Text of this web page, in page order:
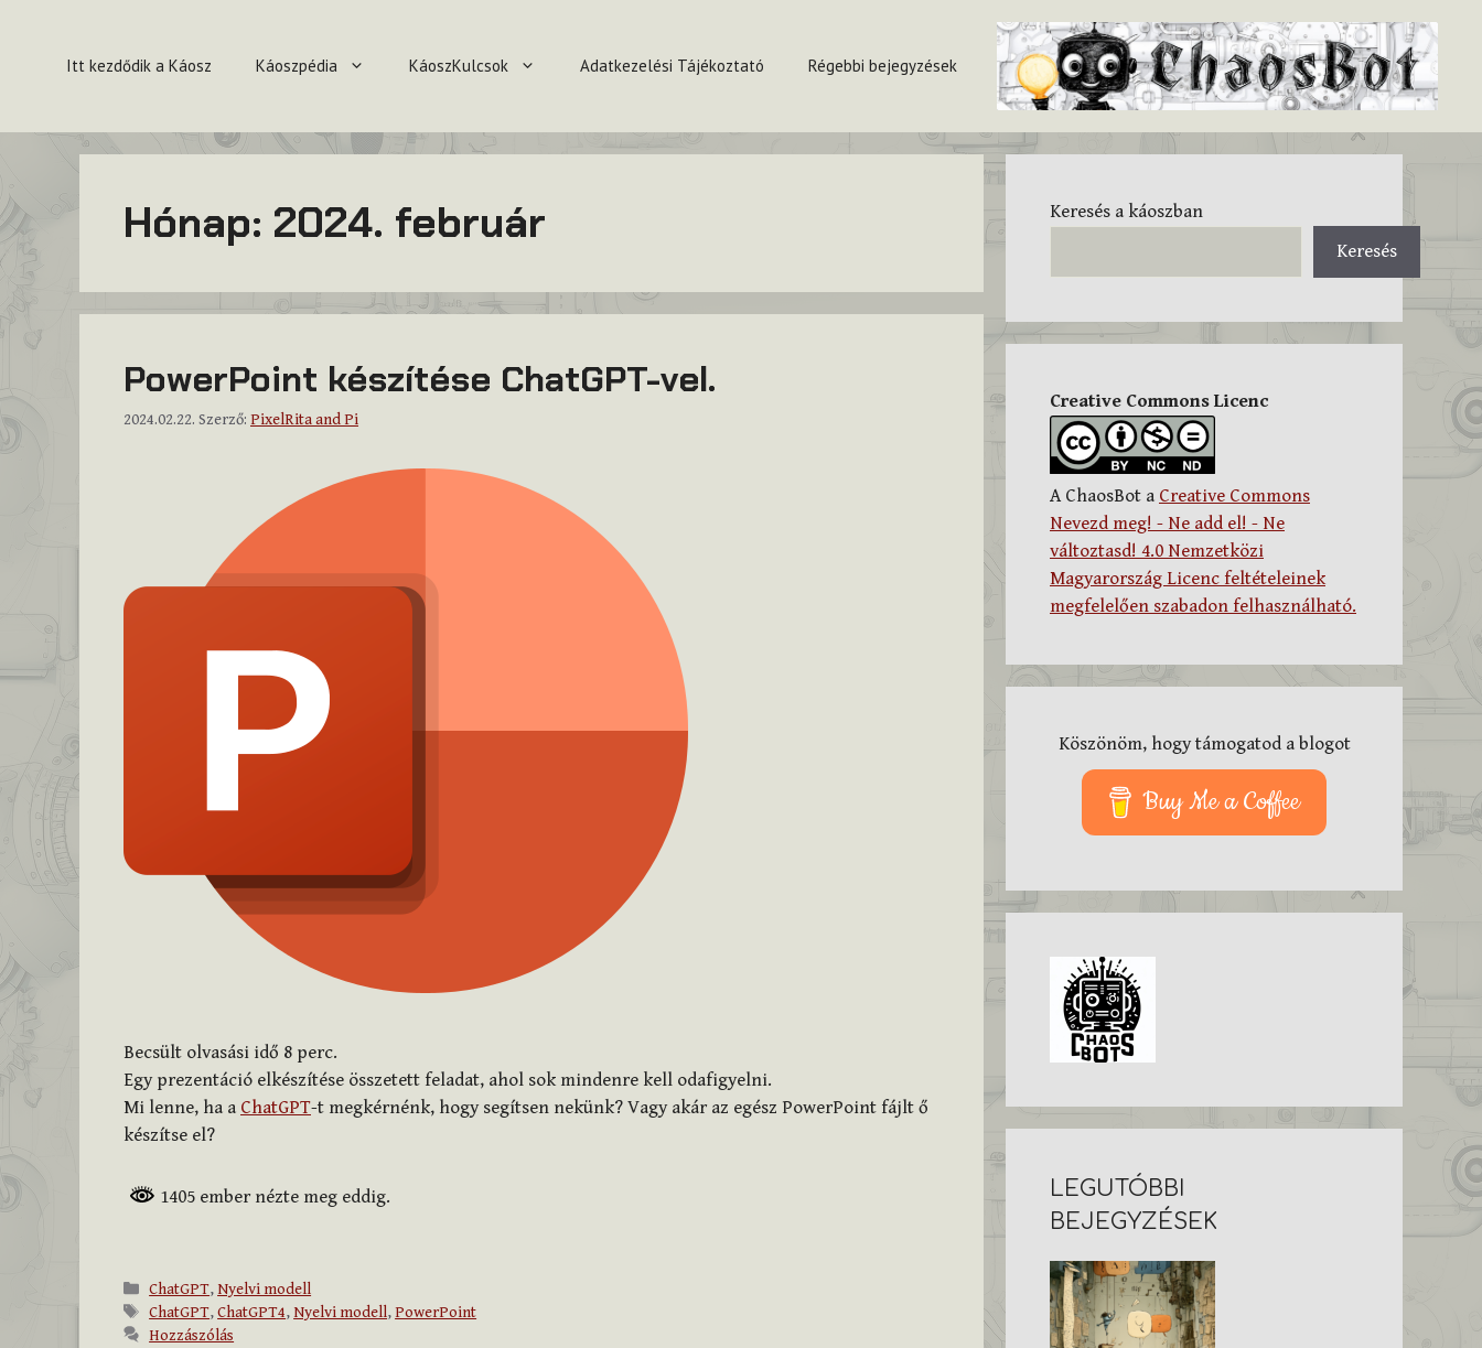
tartalombaItt kezdődik a Káosz Káoszpédia KáoszKulcsok Adatkezelési Tájékoztató Régebbi bejegyzések
Hónap: 2024. február
PowerPoint készítése ChatGPT-vel.
2024.02.22. Szerző: PixelRita and Pi
Becsült olvasási idő 8 perc.
Egy prezentáció elkészítése összetett feladat, ahol sok mindenre kell odafigyelni.
Mi lenne, ha a ChatGPT-t megkérnénk, hogy segítsen nekünk? Vagy akár az egész PowerPoint fájlt ő
készítse el?
1405 ember nézte meg eddig.
Kategória
ChatGPT, Nyelvi modell
Címkék
ChatGPT,ChatGPT4, Nyelvi modell,PowerPoint
Hozzászólás
Keresés a káoszban
Keresés
Creative Commons Licenc
A ChaosBot a Creative Commons
Nevezd meg! - Ne add el! - Ne
változtasd! 4.0 Nemzetközi
Magyarország Licenc feltételeinek
megfelelően szabadon felhasználható.
Köszönöm, hogy támogatod a blogot
Buy Me a Coffee
LEGUTÓBBI
BEJEGYZÉSEK